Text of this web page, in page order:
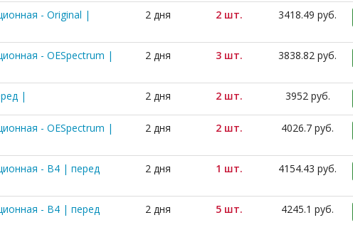
- Original |
2 дня 2 шт. 3418.49 руб.
- OESpectrum |
2 дня 3 шт. 3838.82 руб.
| 2 дня 2 шт. 3952 руб.
- OESpectrum |
2 дня 2 шт. 4026.7 руб.
- B4 | перед
2 дня 1 шт. 4154.43 руб.
- B4 | перед
2 дня 5 шт. 4245.1 руб.